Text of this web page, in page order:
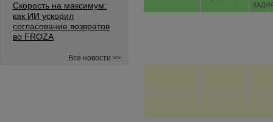
Скорость на максимум:
как ИИ ускорил
согласование возвратов
во FROZA
Все новости >>